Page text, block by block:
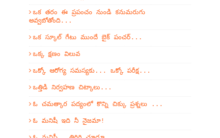
ఒక తరం ఈ ప్రపంచం నుండి కనుమరుగు
అవ్వబోతోంది...
ఒక స్కూల్ గేటు ముందే బైక్ పంచర్...
ఒక్క క్షణం విలువ
ఒక్కో ఆరోగ్య సమస్యకు... ఒక్కో పరీక్ష...
ఒత్తిడి నిర్వహణ చిట్కాలు...
ఓ చమత్కార పద్యంలో కొన్ని చిక్కు ప్రశ్నలు ...
ఓ మనిషీ ఇది నీ నైజమా!